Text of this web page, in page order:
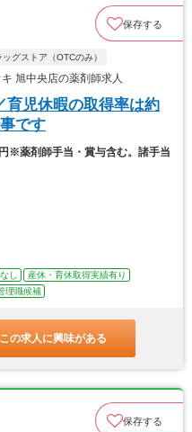
保存する
ッグストア（OTCのみ）
旭中央店の薬剤師求人
育児休暇の取得率は約
です
※薬剤師手当・賞与含む。諸手当
し
産休・育休取得実績有り
理職候補
この求人に興味がある
保存する